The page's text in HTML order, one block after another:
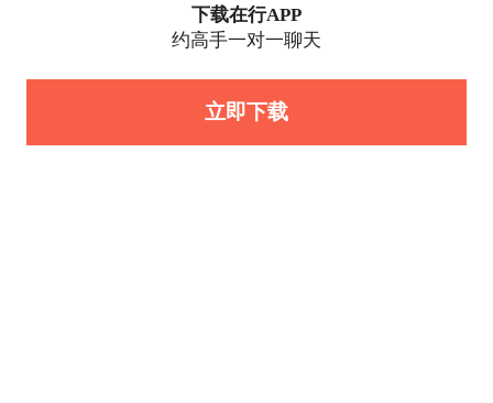
下载在行APP
约高手一对一聊天
立即下载